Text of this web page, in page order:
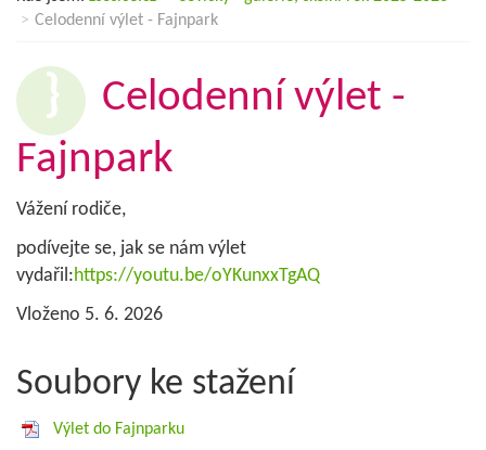
Celodenní výlet - Fajnpark
Celodenní výlet -
Fajnpark
Vážení rodiče,
podívejte se, jak se nám výlet
vydařil:https://youtu.be/oYKunxxTgAQ
Vloženo 5. 6. 2026
Soubory ke stažení
Výlet do Fajnparku